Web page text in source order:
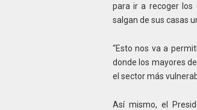
para ir a recoger los
salgan de sus casas
“Esto nos va a
donde los mayores
el sector más
Así mismo, el